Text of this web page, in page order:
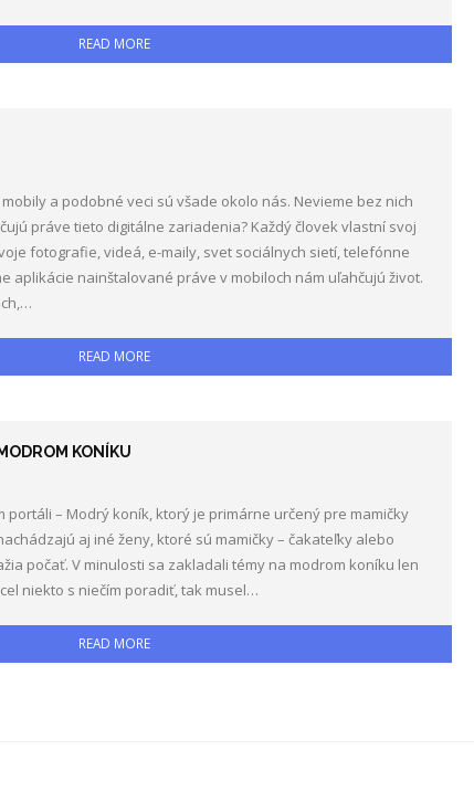
READ MORE
a podobné veci sú všade okolo nás. Nevieme bez nich
práve tieto digitálne zariadenia? Každý človek vlastní svoj
fotografie, videá, e-maily, svet sociálnych sietí, telefónne
aplikácie nainštalované práve v mobiloch nám uľahčujú život.
READ MORE
KONÍKU
portáli – Modrý koník, ktorý je primárne určený pre mamičky
aj iné ženy, ktoré sú mamičky – čakateľky alebo
počať. V minulosti sa zakladali témy na modrom koníku len
niekto s niečím poradiť, tak musel…
READ MORE